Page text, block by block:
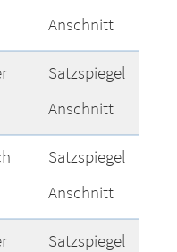
Anschnitt
Satzspiegel
Anschnitt
Satzspiegel
Anschnitt
Satzspiegel